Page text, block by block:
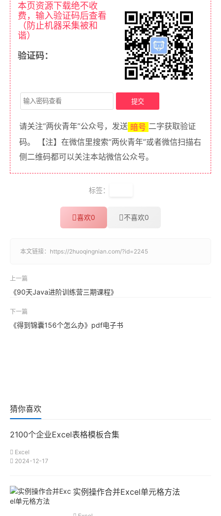
本页资源下载绝不收
费，输入验证码后查看
（防止机器采集被和
谐）
验证码：
请关注“两伙青年”公众号，发送 暗号 二字获取验证
码。 【注】在微信里搜索“两伙青年”或者微信扫描右
侧二维码都可以关注本站微信公众号。
标签：
喜欢0 不喜欢0
本文链接： https://2huoqingnian.com/?id=2245
上一篇
《90天Java进阶训练营三期课程》
下一篇
《得到锦囊156个怎么办》pdf电子书
猜你喜欢
2100个企业Excel表格模板合集
Excel
2024-12-17
实例操作合并Excel单元格方法